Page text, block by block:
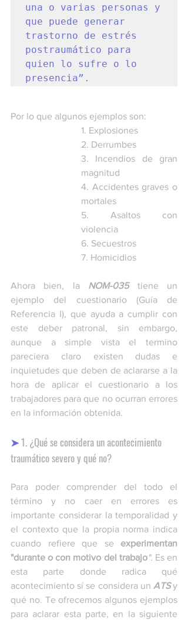
una o varias personas y
que puede generar
trastorno de estrés
postraumático para
quien lo sufre o lo
presencia”.
Por lo que algunos ejemplos son:
1. Explosiones
2. Derrumbes
3. Incendios de gran
magnitud
4. Accidentes graves o
mortales
5. Asaltos con
violencia
6. Secuestros
7. Homicidios
Ahora bien, la NOM-035 tiene un
ejemplo del cuestionario (Guía de
Referencia I), que ayuda a cumplir con
este deber patronal, sin embargo,
aunque a simple vista el termino
pareciera claro existen dudas e
inquietudes que deben de aclararse a la
hora de aplicar el cuestionario a los
trabajadores para que no ocurran errores
en la información obtenida.
➤ 1. ¿Qué se considera un acontecimiento
traumático severo y qué no?
Para poder comprender del todo el
término y no caer en errores es
importante considerar la temporalidad y
el contexto que la propia norma indica
cuando refiere que se experimentan
"durante o con motivo del trabajo". Es en
esta parte donde radica qué
acontecimiento sí se considera un ATS y
qué no. Te ofrecemos algunos ejemplos
para aclarar esta parte, en la siguiente